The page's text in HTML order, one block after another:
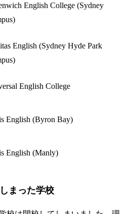
English College (Sydney
English (Sydney Hyde Park
English College
English (Byron Bay)
English (Manly)
まった学校